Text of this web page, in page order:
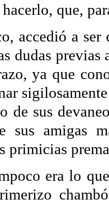
que,
accedió a
dudas previas
ya que
de sus
sus amigas
primicias
era lo